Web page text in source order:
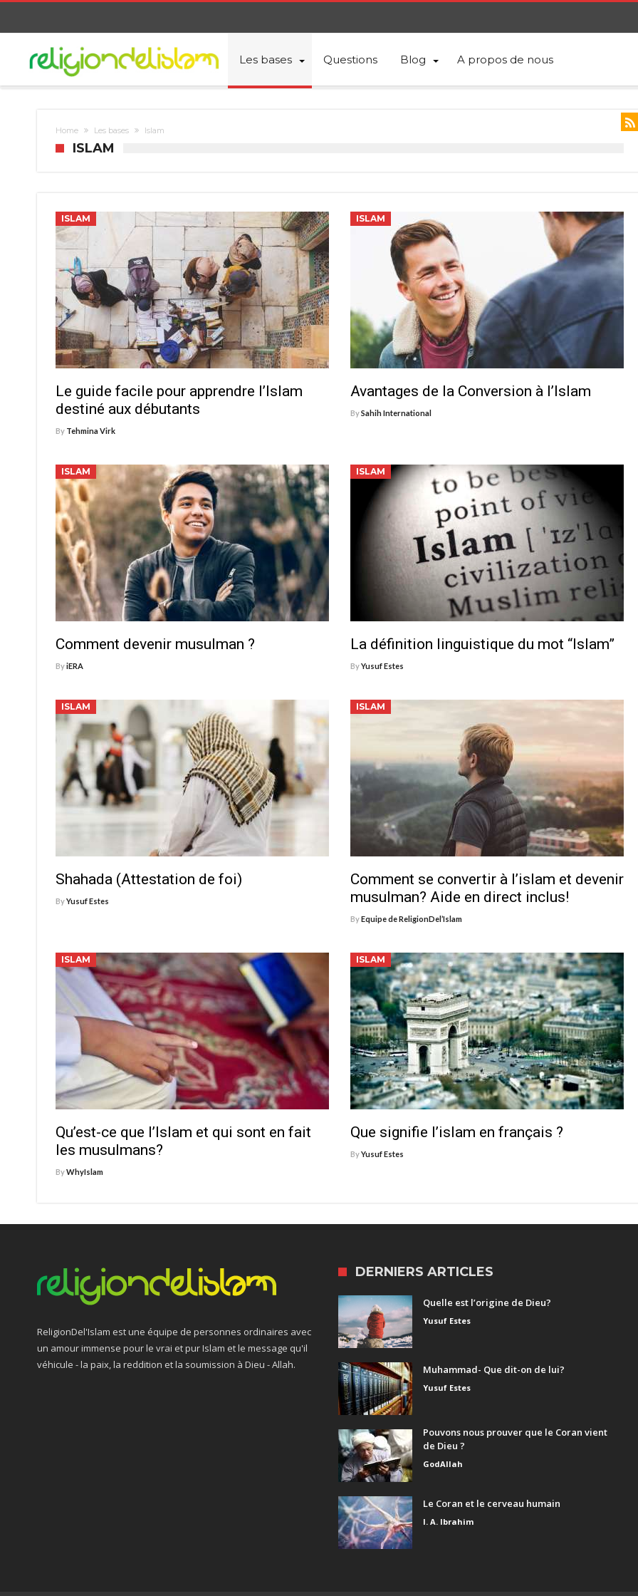
Les bases Questions Blog A propos de nous
Home Les bases Islam
ISLAM
ISLAM
Le guide facile pour apprendre l’Islam
destiné aux débutants
By Tehmina Virk
ISLAM
Avantages de la Conversion à l’Islam
BySahih International
ISLAM
Comment devenir musulman ?
ByiERA
ISLAM
La définition linguistique du mot “Islam”
ByYusuf Estes
ISLAM
Shahada (Attestation de foi)
ByYusuf Estes
ISLAM
Comment se convertir à l’islam et devenir
musulman? Aide en direct inclus!
ByEquipe de ReligionDel’Islam
ISLAM
Qu’est-ce que l’Islam et qui sont en fait
les musulmans?
ByWhyIslam
ISLAM
Que signifie l’islam en français ?
ByYusuf Estes
ReligionDel'Islam est une équipe de personnes ordinaires avec
un amour immense pour le vrai et pur Islam et le message qu'il
véhicule - la paix, la reddition et la soumission à Dieu - Allah.
DERNIERS ARTICLES
Quelle est l’origine de Dieu?
Yusuf Estes
Muhammad- Que dit-on de lui?
Yusuf Estes
Pouvons nous prouver que le Coran vient
de Dieu ?
GodAllah
Le Coran et le cerveau humain
I. A. Ibrahim